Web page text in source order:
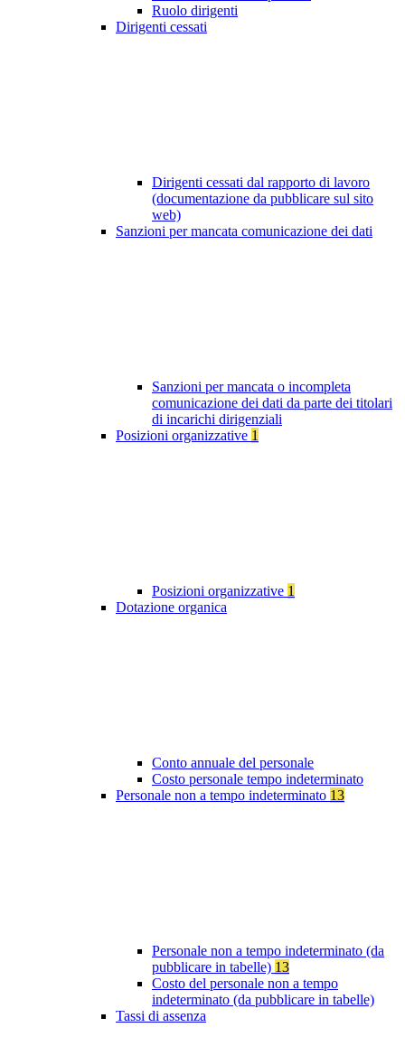
Ruolo dirigenti
Dirigenti cessati
Dirigenti cessati dal rapporto di lavoro
(documentazione da pubblicare sul sito
web)
Sanzioni per mancata comunicazione dei dati
Sanzioni per mancata o incompleta
comunicazione dei dati da parte dei titolari
di incarichi dirigenziali
Posizioni organizzative 1
Posizioni organizzative 1
Dotazione organica
Conto annuale del personale
Costo personale tempo indeterminato
Personale non a tempo indeterminato 13
Personale non a tempo indeterminato (da
pubblicare in tabelle) 13
Costo del personale non a tempo
indeterminato (da pubblicare in tabelle)
Tassi di assenza